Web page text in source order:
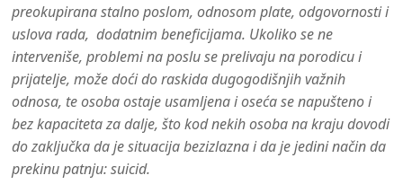
preokupirana stalno poslom, odnosom plate, odgovornosti i
uslova rada, dodatnim beneficijama. Ukoliko se ne
interveniše, problemi na poslu se prelivaju na porodicu i
prijatelje, može doći do raskida dugogodišnjih važnih
odnosa, te osoba ostaje usamljena i oseća se napušteno i
bez kapaciteta za dalje, što kod nekih osoba na kraju dovodi
do zaključka da je situacija bezizlazna i da je jedini način da
prekinu patnju: suicid.